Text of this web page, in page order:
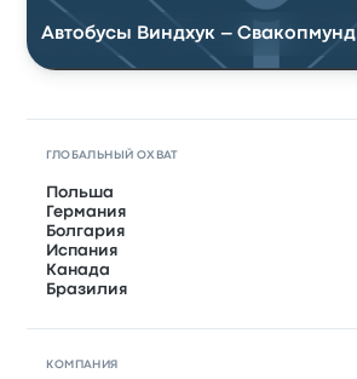
Автобусы Виндхук – Свакопмунд
ГЛОБАЛЬНЫЙ ОХВАТ
Польша
Германия
Болгария
Испания
Канада
Бразилия
КОМПАНИЯ